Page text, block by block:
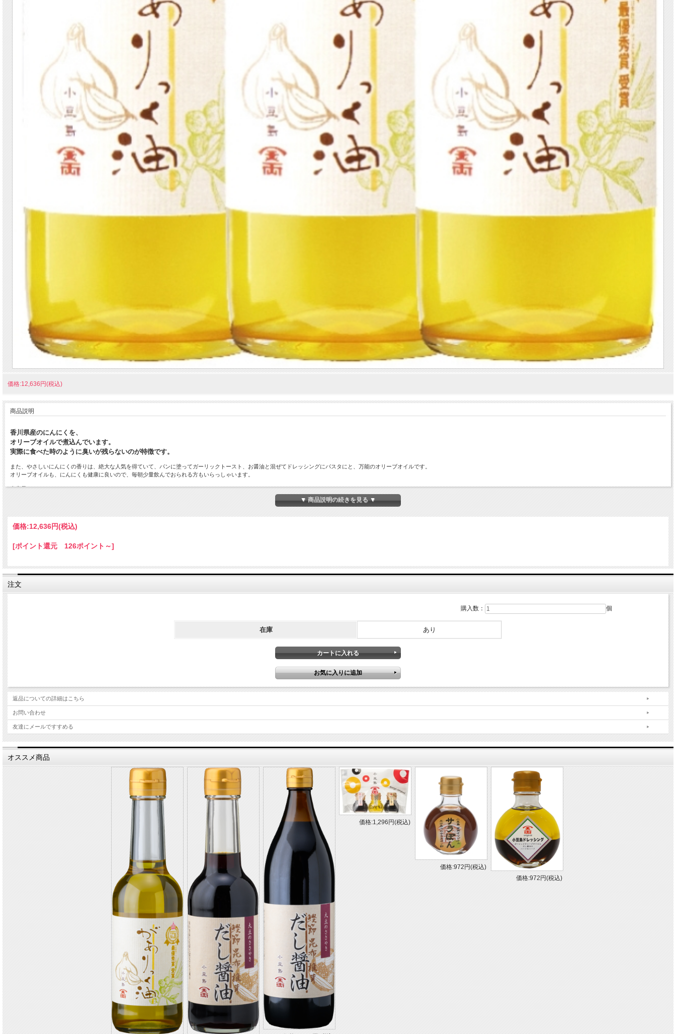
価格:12,636円(税込)
商品説明
香川県産のにんにくを、
オリーブオイルで煮込んでいます。
実際に食べた時のように臭いが残らないのが特徴です。
また、やさしいにんにくの香りは、絶大な人気を得ていて、パンに塗ってガーリックトースト、お醤油と混ぜてドレッシングにパスタにと、万能のオリーブオイルです。
オリーブオイルも、にんにくも健康に良いので、毎朝少量飲んでおられる方もいらっしゃいます。
内容量
450g×3本
容器
瓶
▼ 商品説明の続きを見る ▼
価格:12,636円(税込)
[ポイント還元 126ポイント～]
注文
購入数： 個
在庫 あり
返品についての詳細はこちら
お問い合わせ
友達にメールですすめる
オススメ商品
価格:1,296円(税込)
価格:972円(税込)
価格:972円(税込)